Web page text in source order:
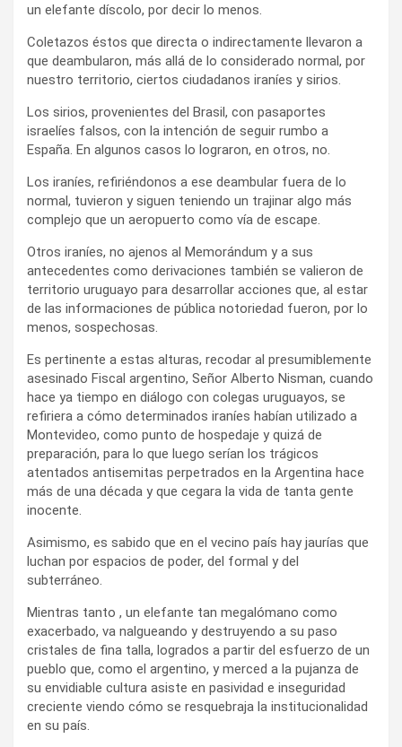
un elefante díscolo, por decir lo menos.
Coletazos éstos que directa o indirectamente llevaron a
que deambularon, más allá de lo considerado normal, por
nuestro territorio, ciertos ciudadanos iraníes y sirios.
Los sirios, provenientes del Brasil, con pasaportes
israelíes falsos, con la intención de seguir rumbo a
España. En algunos casos lo lograron, en otros, no.
Los iraníes, refiriéndonos a ese deambular fuera de lo
normal, tuvieron y siguen teniendo un trajinar algo más
complejo que un aeropuerto como vía de escape.
Otros iraníes, no ajenos al Memorándum y a sus
antecedentes como derivaciones también se valieron de
territorio uruguayo para desarrollar acciones que, al estar
de las informaciones de pública notoriedad fueron, por lo
menos, sospechosas.
Es pertinente a estas alturas, recodar al presumiblemente
asesinado Fiscal argentino, Señor Alberto Nisman, cuando
hace ya tiempo en diálogo con colegas uruguayos, se
refiriera a cómo determinados iraníes habían utilizado a
Montevideo, como punto de hospedaje y quizá de
preparación, para lo que luego serían los trágicos
atentados antisemitas perpetrados en la Argentina hace
más de una década y que cegara la vida de tanta gente
inocente.
Asimismo, es sabido que en el vecino país hay jaurías que
luchan por espacios de poder, del formal y del
subterráneo.
Mientras tanto , un elefante tan megalómano como
exacerbado, va nalgueando y destruyendo a su paso
cristales de fina talla, logrados a partir del esfuerzo de un
pueblo que, como el argentino, y merced a la pujanza de
su envidiable cultura asiste en pasividad e inseguridad
creciente viendo cómo se resquebraja la institucionalidad
en su país.